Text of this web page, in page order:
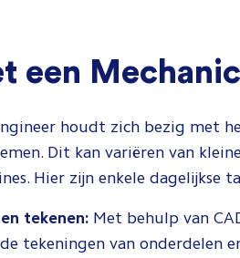
een
houdt zich bezig met
Dit kan variëren van
Hier zijn enkele dagelijkse
tekenen: Met behulp van
tekeningen van onderdelen